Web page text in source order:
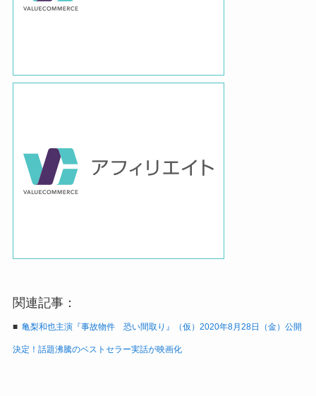
関連記事：
■ 亀梨和也主演『事故物件 恐い間取り』（仮）2020年8月28日（金）公開
決定！話題沸騰のベストセラー実話が映画化